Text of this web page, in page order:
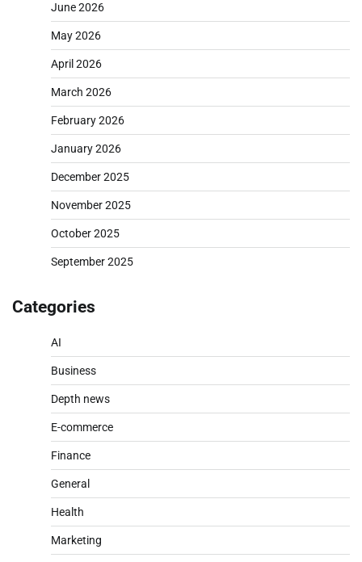
June 2026
May 2026
April 2026
March 2026
February 2026
January 2026
December 2025
November 2025
October 2025
September 2025
Categories
AI
Business
Depth news
E-commerce
Finance
General
Health
Marketing